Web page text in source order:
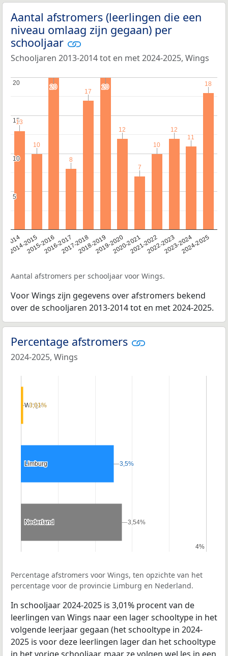
Aantal afstromers (leerlingen die een
niveau omlaag zijn gegaan) per
schooljaar
Schooljaren 2013-2014 tot en met 2024-2025, Wings
2014
2014-20152015-20162016-20172017-20182018-20192019-20202020-20212021-20222022-20232023-20242024-2025
5
5
10
10
15
15
20
20
13
13
10
10
20
20
8
8
17
17
20
20
12
12
7
7
10
10
12
12
11
11
18
18
Aantal afstromers per schooljaar voor Wings.
Voor Wings zijn gegevens over afstromers bekend
over de schooljaren 2013-2014 tot en met 2024-2025.
Percentage afstromers
2024-2025, Wings
4%
4%
Wings
Wings
Limburg
Limburg
Nederland
Nederland
3,01%
3,01%
3,5%
3,5%
3,54%
3,54%
Percentage afstromers voor Wings, ten opzichte van het
percentage voor de provincie Limburg en Nederland.
In schooljaar 2024-2025 is 3,01% procent van de
leerlingen van Wings naar een lager schooltype in het
volgende leerjaar gegaan (het schooltype in 2024-
2025 is voor deze leerlingen lager dan het schooltype